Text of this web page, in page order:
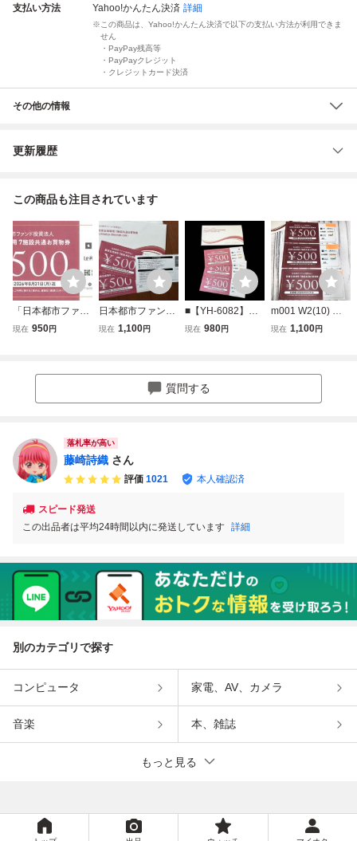
支払い方法 Yahoo!かんたん決済 詳細
この商品は、Yahoo!かんたん決済で以下の支払い方法が利用できま
せん
・PayPay残高等
・PayPayクレジット
・クレジットカード決済
その他の情報
更新履歴
この商品も注目されています
「日本都市ファン
ド投資法人 株主優
現在 950円
日本都市ファンド
投資法人 7施設共
現在 1,100円
■【YH-6082】未
使用品 日本都市フ
枚 1500円分 2026
年8月31日迄 【ク
現在 980円
m001 W2(10) 日
本都市ファンド投
現在 1,100円
質問する
落札率が高い
藤崎詩織 さん
評価 1021 本人確認済
スピード発送
この出品者は平均24時間以内に発送しています 詳細
別のカテゴリで探す
コンピュータ 家電、AV、カメラ
音楽 本、雑誌
もっと見る